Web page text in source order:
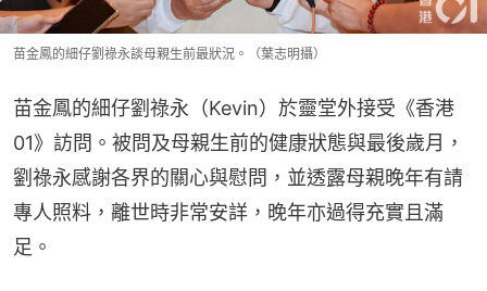
苗金鳳的細仔劉祿永談母親生前最狀況。（葉志明攝）
苗金鳳的細仔劉祿永（Kevin）於靈堂外接受《香港
01》訪問。被問及母親生前的健康狀態與最後歲月，
劉祿永感謝各界的關心與慰問，並透露母親晚年有請
專人照料，離世時非常安詳，晚年亦過得充實且滿
足。